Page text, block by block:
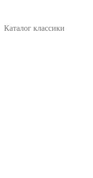
Каталог классики